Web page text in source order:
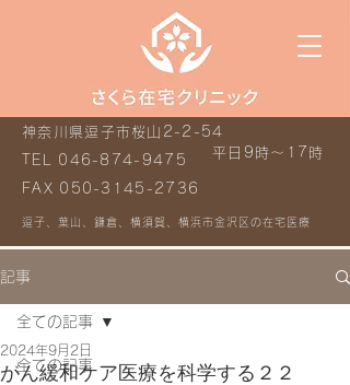
平日9時～17時
神奈川県逗子市桜山2-2-54
TEL 046-874-9475
FAX 050-3145-2736
逗子、葉山、鎌倉、横須賀、横浜市金沢区の在宅医療
記事
全ての記事
全ての記事
がん緩和ケア医療を科学する２２
2024年9月2日